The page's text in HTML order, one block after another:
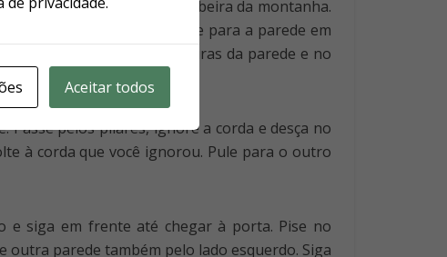
vire de costas e pule na beira da montanha.
para o outro lado. Pule para a parede em
a corda chegar às fissuras da parede e no
Passe pelos pilares, ignore a corda e desça no
à corda que você ignorou. Pule para o outro
e siga em frente até chegar à porta. Pise no
outra parede também pelo lado esquerdo. Siga
Aceitar todos